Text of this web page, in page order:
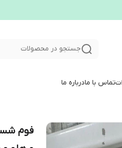
جستجو در محصولات
تماس با مادرباره ما
فوم